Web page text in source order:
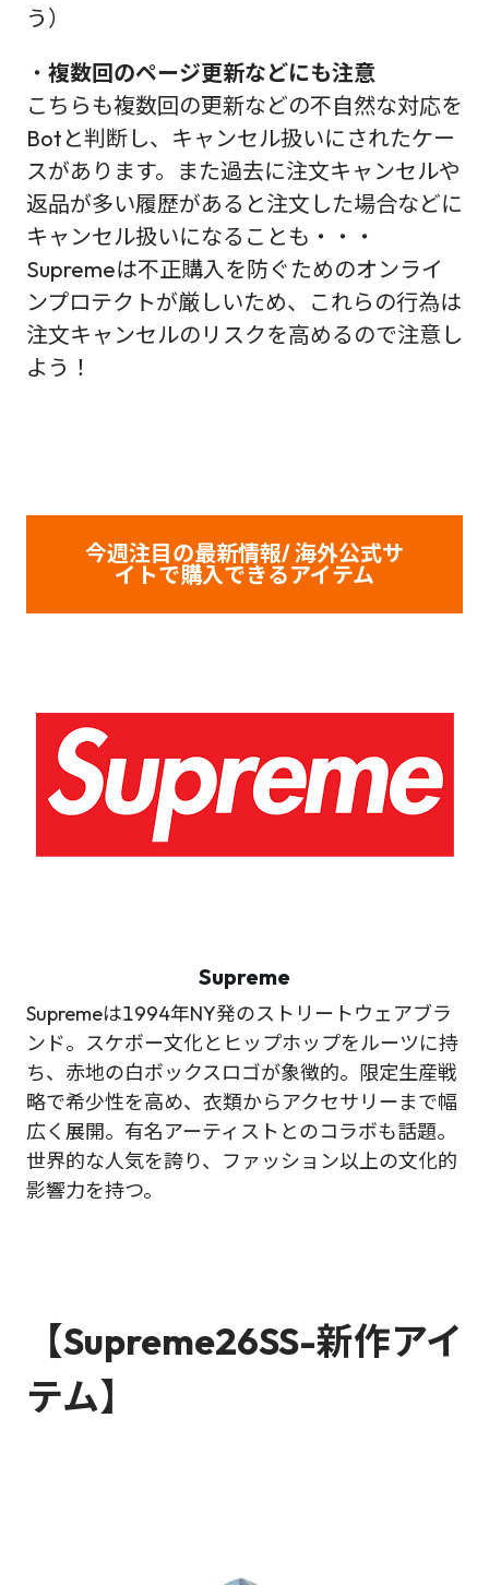
う）
・ 複数回のページ更新などにも注意
こちらも複数回の更新などの不自然な対応を
Botと判断し、キャンセル扱いにされたケー
スがあります。また過去に注文キャンセルや
返品が多い履歴があると注文した場合などに
キャンセル扱いになることも・・・
Supremeは不正購入を防ぐためのオンライ
ンプロテクトが厳しいため、これらの行為は
注文キャンセルのリスクを高めるので注意し
よう！
今週注目の最新情報/ 海外公式サ
イトで購入できるアイテム
Supreme
Supremeは1994年NY発のストリートウェアブラ
ンド。スケボー文化とヒップホップをルーツに持
ち、赤地の白ボックスロゴが象徴的。限定生産戦
略で希少性を高め、衣類からアクセサリーまで幅
広く展開。有名アーティストとのコラボも話題。
世界的な人気を誇り、ファッション以上の文化的
影響力を持つ。
【Supreme26SS-新作アイ
テム】